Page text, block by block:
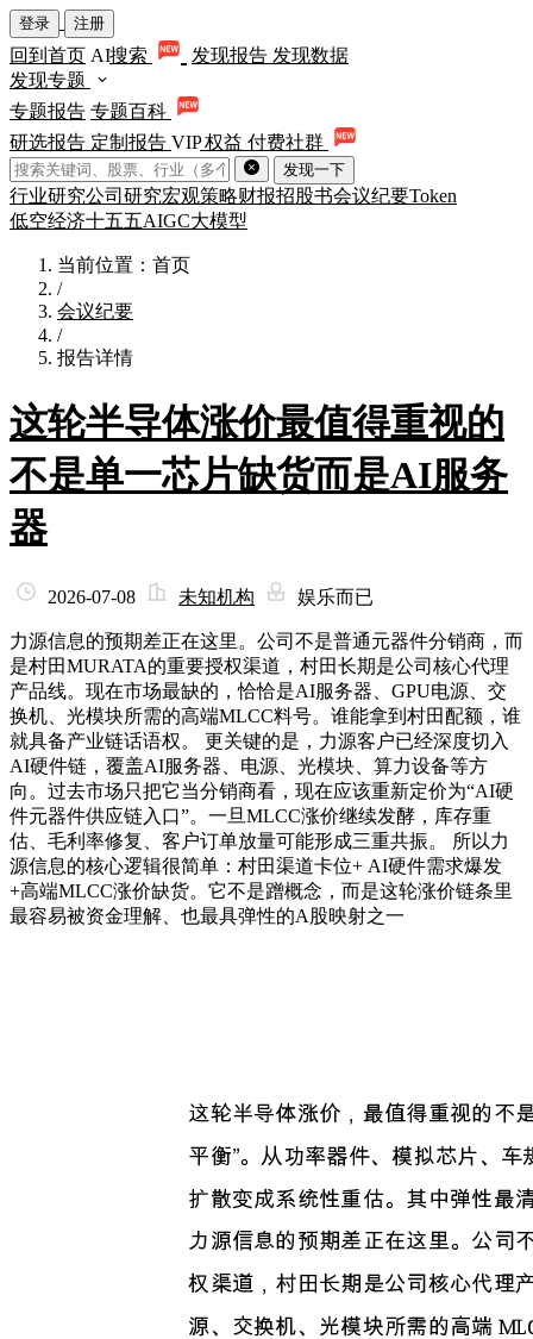
登录 注册
回到首页 AI搜索 发现报告 发现数据
发现专题
专题报告 专题百科
研选报告 定制报告 VIP权益 付费社群
发现一下
行业研究公司研究宏观策略财报招股书会议纪要Token
低空经济十五五AIGC大模型
当前位置：首页
/
会议纪要
/
报告详情
这轮半导体涨价最值得重视的
不是单一芯片缺货而是AI服务
器
2026-07-08 未知机构 娱乐而已
力源信息的预期差正在这里。公司不是普通元器件分销商，而
是村田MURATA的重要授权渠道，村田长期是公司核心代理
产品线。现在市场最缺的，恰恰是AI服务器、GPU电源、交
换机、光模块所需的高端MLCC料号。谁能拿到村田配额，谁
就具备产业链话语权。 更关键的是，力源客户已经深度切入
AI硬件链，覆盖AI服务器、电源、光模块、算力设备等方
向。过去市场只把它当分销商看，现在应该重新定价为“AI硬
件元器件供应链入口”。一旦MLCC涨价继续发酵，库存重
估、毛利率修复、客户订单放量可能形成三重共振。 所以力
源信息的核心逻辑很简单：村田渠道卡位+ AI硬件需求爆发
+高端MLCC涨价缺货。它不是蹭概念，而是这轮涨价链条里
最容易被资金理解、也最具弹性的A股映射之一